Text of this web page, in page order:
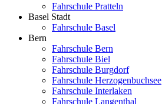
Fahrschule Pratteln
Basel Stadt
Fahrschule Basel
Bern
Fahrschule Bern
Fahrschule Biel
Fahrschule Burgdorf
Fahrschule Herzogenbuchsee
Fahrschule Interlaken
Fahrschule Langenthal